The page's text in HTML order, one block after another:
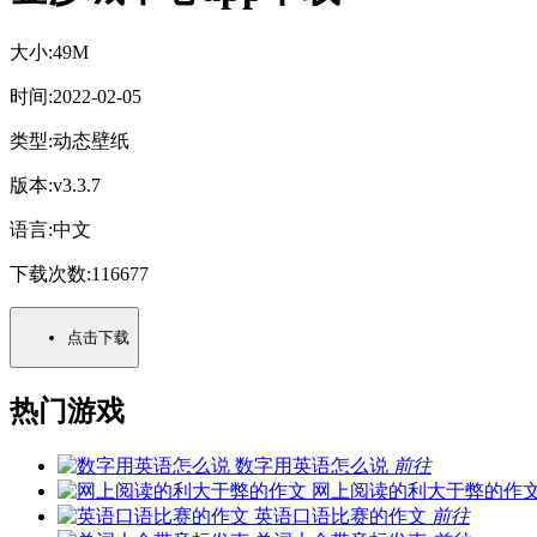
大小:49M
时间:2022-02-05
类型:动态壁纸
版本:v3.3.7
语言:中文
下载次数:116677
点击下载
热门游戏
数字用英语怎么说 前往
网上阅读的利大于弊的作
英语口语比赛的作文 前往